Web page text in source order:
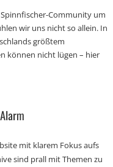
Community um
wir uns nicht so allein. In
größtem
können nicht lügen – hier
mit klarem Fokus aufs
sind prall mit Themen zu